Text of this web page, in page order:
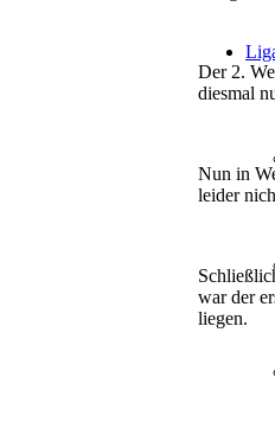
Der 2.
diesmal
Nun in
leider
war der
liegen.